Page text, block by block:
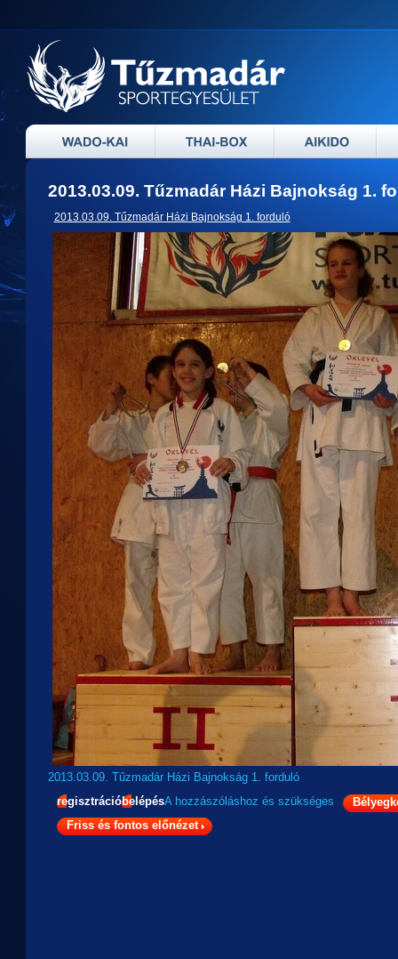
2013.03.09. Tűzmadár Házi Bajnokság 1.
2013.03.09. Tűzmadár Házi Bajnokság 1. forduló
2013.03.09. Tűzmadár Házi Bajnokság 1. forduló
A hozzászóláshoz
regisztráció és
belépés szükséges
Friss és fontos előnézet